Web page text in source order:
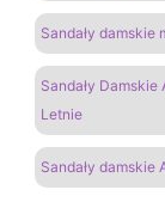
Sandały damskie
Sandały
Letnie
Sandały damskie